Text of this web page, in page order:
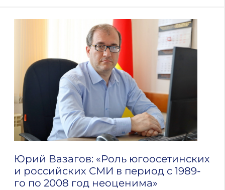
Юрий Вазагов: «Роль югоосетинских
и российских СМИ в период с 1989-
го по 2008 год неоценима»